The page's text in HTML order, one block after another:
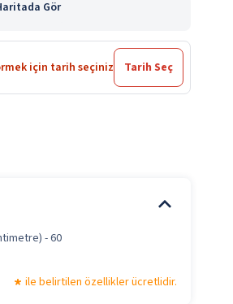
Gör
için tarih seçiniz Tarih Seç
- 60
ile belirtilen özellikler ücretlidir.